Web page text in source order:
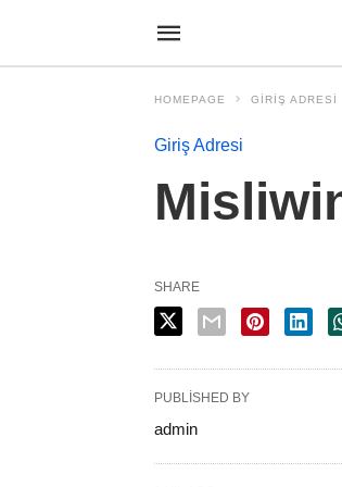
HOMEPAGE GIRIŞ ADRESI
Giriş Adresi
SHARE
PUBLISHED BY
admin